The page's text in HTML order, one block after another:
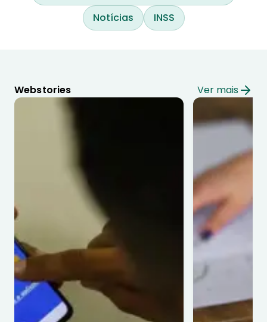
Notícias
INSS
Webstories Ver mais